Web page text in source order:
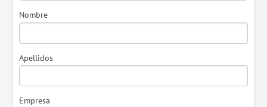
Nombre
Apellidos
Empresa